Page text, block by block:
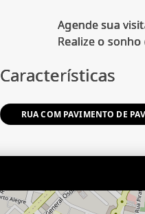
Agende sua
Características
RUA COM PAVIMENTO DE